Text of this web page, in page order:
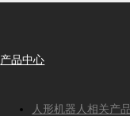
产品中心
人形机器人相关产品